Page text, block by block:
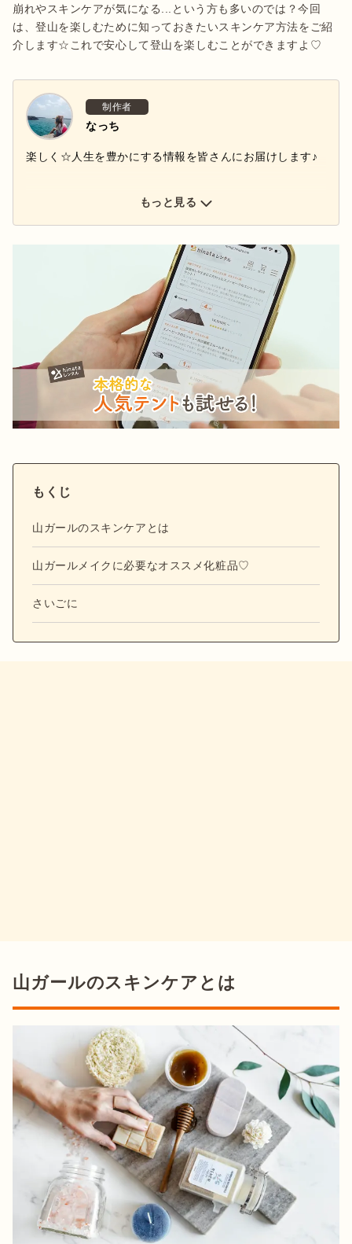
崩れやスキンケアが気になる...という方も多いのでは？今回
は、登山を楽しむために知っておきたいスキンケア方法をご紹
介します☆これで安心して登山を楽しむことができますよ♡
制作者
なっち
楽しく☆人生を豊かにする情報を皆さんにお届けします♪
もっと見る
もくじ
山ガールのスキンケアとは
山ガールメイクに必要なオススメ化粧品♡
さいごに
山ガールのスキンケアとは